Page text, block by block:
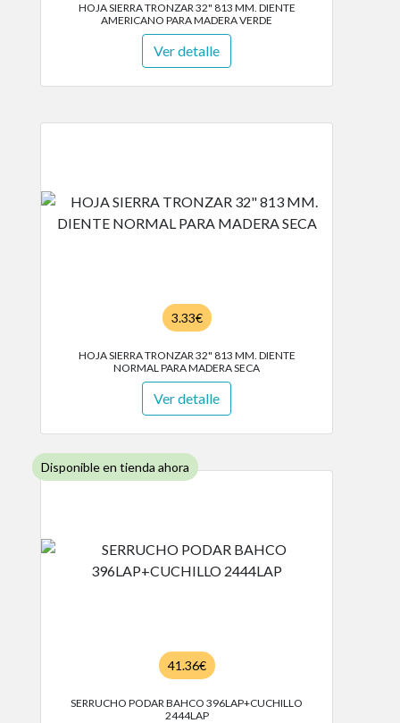
HOJA SIERRA TRONZAR 32" 813 MM. DIENTE
AMERICANO PARA MADERA VERDE
Ver detalle
3.33€
HOJA SIERRA TRONZAR 32" 813 MM. DIENTE
NORMAL PARA MADERA SECA
Ver detalle
Disponible en tienda ahora
41.36€
SERRUCHO PODAR BAHCO 396LAP+CUCHILLO
2444LAP